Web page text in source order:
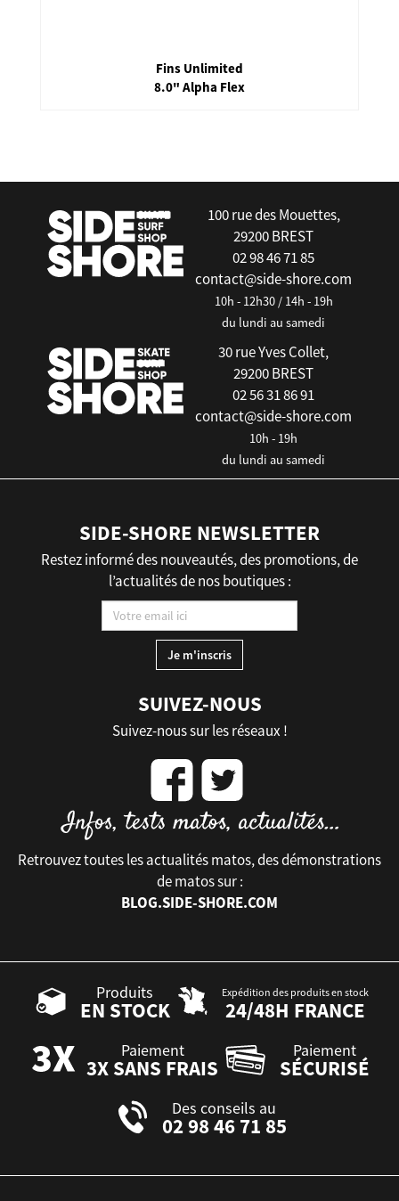
Fins Unlimited
8.0" Alpha Flex
100 rue des Mouettes,
29200 BREST
02 98 46 71 85
contact@side-shore.com
10h - 12h30 / 14h - 19h
du lundi au samedi
30 rue Yves Collet,
29200 BREST
02 56 31 86 91
contact@side-shore.com
10h - 19h
du lundi au samedi
SIDE-SHORE NEWSLETTER
Restez informé des nouveautés, des promotions, de
l’actualités de nos boutiques :
SUIVEZ-NOUS
Suivez-nous sur les réseaux !
Retrouvez toutes les actualités matos, des démonstrations
de matos sur :
BLOG.SIDE-SHORE.COM
Produits
EN STOCK
Expédition des produits en stock
24/48H FRANCE
Paiement
3X SANS FRAIS
Paiement
SÉCURISÉ
Des conseils au
02 98 46 71 85